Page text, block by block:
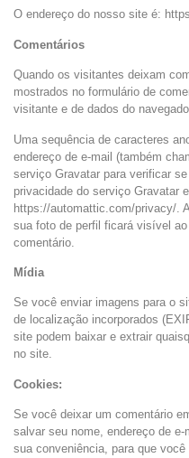
O endereço do nosso site é:
Comentários
Quando os visitantes deixam
mostrados no formulário de
visitante e de dados do
Uma sequência de caracteres
endereço de e-mail (também
serviço Gravatar para verificar
privacidade do serviço Gravatar
https://automattic.com/privacy/.
sua foto de perfil ficará visível
comentário.
Mídia
Se você enviar imagens para o
de localização incorporados
site podem baixar e extrair
no site.
Cookies:
Se você deixar um comentário
salvar seu nome, endereço de
sua conveniência, para que